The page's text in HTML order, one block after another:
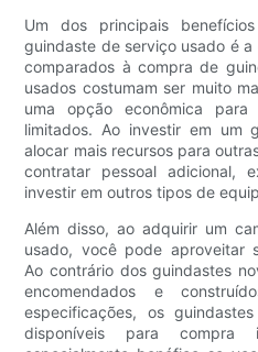
Um dos principais
guindaste de serviço usado é
comparados à compra de
usados ​​costumam ser muito
uma opção econômica para
limitados. Ao investir em um
alocar mais recursos para
contratar pessoal adicional,
investir em outros tipos de
Além disso, ao adquirir um
usado, você pode aproveitar
Ao contrário dos guindastes
encomendados e
especificações, os
disponíveis para